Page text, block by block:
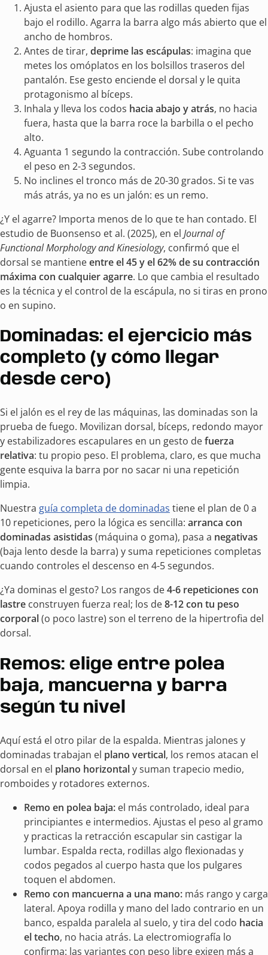
Ajusta el asiento para que las rodillas queden fijas
bajo el rodillo. Agarra la barra algo más abierto que el
ancho de hombros.
Antes de tirar, deprime las escápulas: imagina que
metes los omóplatos en los bolsillos traseros del
pantalón. Ese gesto enciende el dorsal y le quita
protagonismo al bíceps.
Inhala y lleva los codos hacia abajo y atrás, no hacia
fuera, hasta que la barra roce la barbilla o el pecho
alto.
Aguanta 1 segundo la contracción. Sube controlando
el peso en 2-3 segundos.
No inclines el tronco más de 20-30 grados. Si te vas
más atrás, ya no es un jalón: es un remo.
¿Y el agarre? Importa menos de lo que te han contado. El
estudio de Buonsenso et al. (2025), en el Journal of
Functional Morphology and Kinesiology, confirmó que el
dorsal se mantieneentre el 45 y el 62% de su contracción
máxima con cualquier agarre. Lo que cambia el resultado
es la técnica y el control de la escápula, no si tiras en prono
o en supino.
Dominadas: el ejercicio más
completo (y cómo llegar
desde cero)
Si el jalón es el rey de las máquinas, las dominadas son la
prueba de fuego. Movilizan dorsal, bíceps, redondo mayor
y estabilizadores escapulares en un gesto defuerza
relativa: tu propio peso. El problema, claro, es que mucha
gente esquiva la barra por no sacar ni una repetición
limpia.
Nuestra guía completa de dominadas tiene el plan de 0 a
10 repeticiones, pero la lógica es sencilla: arranca con
dominadas asistidas (máquina o goma), pasa a negativas
(baja lento desde la barra) y suma repeticiones completas
cuando controles el descenso en 4-5 segundos.
¿Ya dominas el gesto? Los rangos de4-6 repeticiones con
lastre construyen fuerza real; los de8-12 con tu peso
corporal(o poco lastre) son el terreno de la hipertrofia del
dorsal.
Remos: elige entre polea
baja, mancuerna y barra
según tu nivel
Aquí está el otro pilar de la espalda. Mientras jalones y
dominadas trabajan el plano vertical, los remos atacan el
dorsal en el plano horizontaly suman trapecio medio,
romboides y rotadores externos.
Remo en polea baja: el más controlado, ideal para
principiantes e intermedios. Ajustas el peso al gramo
y practicas la retracción escapular sin castigar la
lumbar. Espalda recta, rodillas algo flexionadas y
codos pegados al cuerpo hasta que los pulgares
toquen el abdomen.
Remo con mancuerna a una mano: más rango y carga
lateral. Apoya rodilla y mano del lado contrario en un
banco, espalda paralela al suelo, y tira del codo hacia
el techo, no hacia atrás. La electromiografía lo
confirma: las variantes con peso libre exigen más a